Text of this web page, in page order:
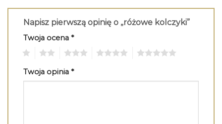
Napisz pierwszą opinię o „różowe kolczyki”
Twoja ocena *
Twoja opinia *